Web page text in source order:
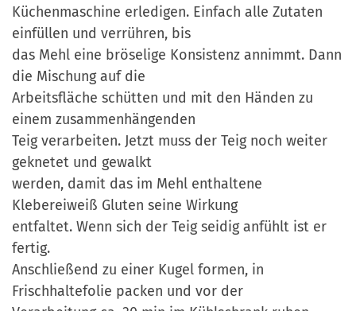
Küchenmaschine erledigen. Einfach alle Zutaten
einfüllen und verrühren, bis
das Mehl eine bröselige Konsistenz annimmt. Dann
die Mischung auf die
Arbeitsfläche schütten und mit den Händen zu
einem zusammenhängenden
Teig verarbeiten. Jetzt muss der Teig noch weiter
geknetet und gewalkt
werden, damit das im Mehl enthaltene
Klebereiweiß Gluten seine Wirkung
entfaltet. Wenn sich der Teig seidig anfühlt ist er
fertig.
Anschließend zu einer Kugel formen, in
Frischhaltefolie packen und vor der